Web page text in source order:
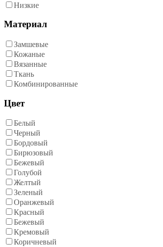
Низкие
Материал
Замшевые
Кожаные
Вязанные
Ткань
Комбинированные
Цвет
Белый
Черный
Бордовый
Бирюзовый
Бежевый
Голубой
Желтый
Зеленый
Оранжевый
Красный
Бежевый
Кремовый
Коричневый